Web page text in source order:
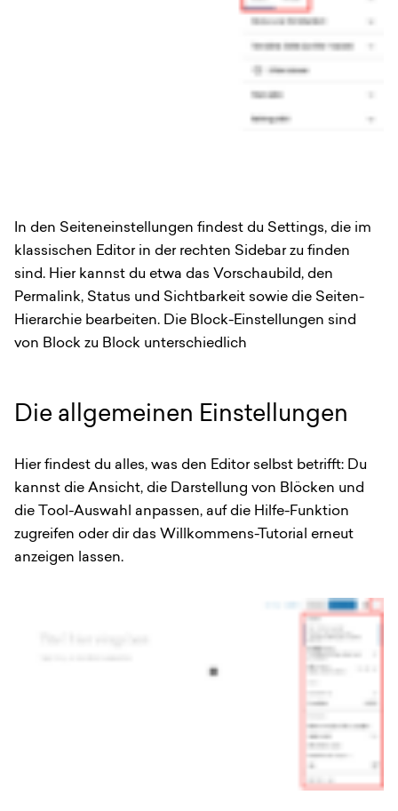
In den Seiteneinstellungen findest du Settings, die im
klassischen Editor in der rechten Sidebar zu finden
sind. Hier kannst du etwa das Vorschaubild, den
Permalink, Status und Sichtbarkeit sowie die Seiten-
Hierarchie bearbeiten. Die Block-Einstellungen sind
von Block zu Block unterschiedlich
Die allgemeinen Einstellungen
Hier findest du alles, was den Editor selbst betrifft: Du
kannst die Ansicht, die Darstellung von Blöcken und
die Tool-Auswahl anpassen, auf die Hilfe-Funktion
zugreifen oder dir das Willkommens-Tutorial erneut
anzeigen lassen.